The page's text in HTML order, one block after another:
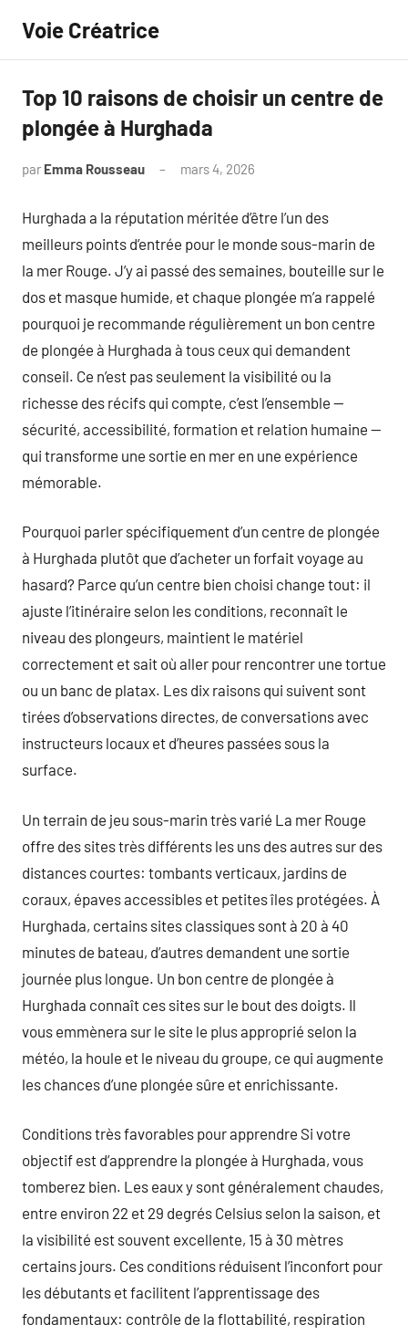
contenu
Voie Créatrice
Top 10 raisons de choisir un centre de
plongée à Hurghada
par Emma Rousseau mars 4, 2026
Hurghada a la réputation méritée d’être l’un des
meilleurs points d’entrée pour le monde sous-marin de
la mer Rouge. J’y ai passé des semaines, bouteille sur le
dos et masque humide, et chaque plongée m’a rappelé
pourquoi je recommande régulièrement un bon centre
de plongée à Hurghada à tous ceux qui demandent
conseil. Ce n’est pas seulement la visibilité ou la
richesse des récifs qui compte, c’est l’ensemble —
sécurité, accessibilité, formation et relation humaine —
qui transforme une sortie en mer en une expérience
mémorable.
Pourquoi parler spécifiquement d’un centre de plongée
à Hurghada plutôt que d’acheter un forfait voyage au
hasard? Parce qu’un centre bien choisi change tout: il
ajuste l’itinéraire selon les conditions, reconnaît le
niveau des plongeurs, maintient le matériel
correctement et sait où aller pour rencontrer une tortue
ou un banc de platax. Les dix raisons qui suivent sont
tirées d’observations directes, de conversations avec
instructeurs locaux et d’heures passées sous la
surface.
Un terrain de jeu sous-marin très varié La mer Rouge
offre des sites très différents les uns des autres sur des
distances courtes: tombants verticaux, jardins de
coraux, épaves accessibles et petites îles protégées. À
Hurghada, certains sites classiques sont à 20 à 40
minutes de bateau, d’autres demandent une sortie
journée plus longue. Un bon centre de plongée à
Hurghada connaît ces sites sur le bout des doigts. Il
vous emmènera sur le site le plus approprié selon la
météo, la houle et le niveau du groupe, ce qui augmente
les chances d’une plongée sûre et enrichissante.
Conditions très favorables pour apprendre Si votre
objectif est d’apprendre la plongée à Hurghada, vous
tomberez bien. Les eaux y sont généralement chaudes,
entre environ 22 et 29 degrés Celsius selon la saison, et
la visibilité est souvent excellente, 15 à 30 mètres
certains jours. Ces conditions réduisent l’inconfort pour
les débutants et facilitent l’apprentissage des
fondamentaux: contrôle de la flottabilité, respiration